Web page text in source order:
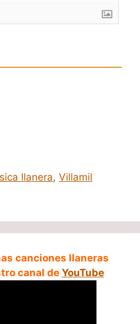
llanera,Villamil
canciones llaneras
canal de YouTube